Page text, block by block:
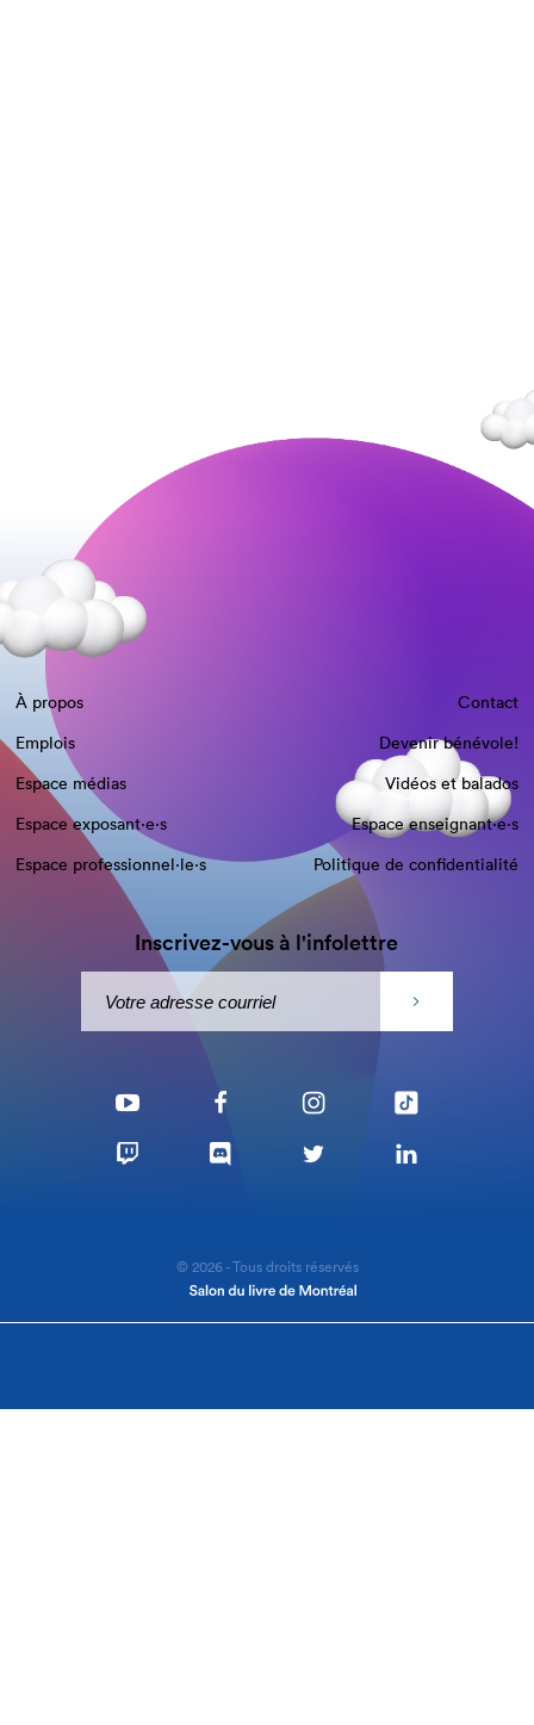
À propos
Contact
Emplois
Devenir bénévole!
Espace médias
Vidéos et balados
Espace exposant·e⋅s
Espace enseignant·e⋅s
Espace professionnel·le⋅s
Politique de confidentialité
Inscrivez-vous à l'infolettre
© 2026 - Tous droits réservés